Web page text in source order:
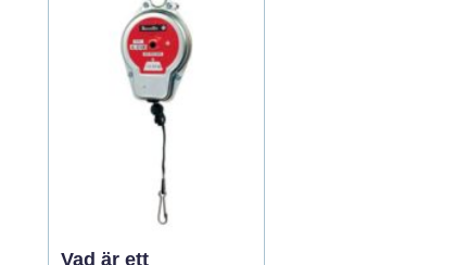
attgöralistan. När trycket
är högt oc...
Vad är ett